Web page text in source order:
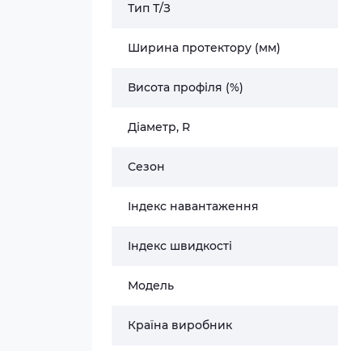
Тип Т/З
Ширина протектору (мм)
Висота профіля (%)
Діаметр, R
Сезон
Індекс навантаження
Індекс швидкості
Модель
Країна виробник